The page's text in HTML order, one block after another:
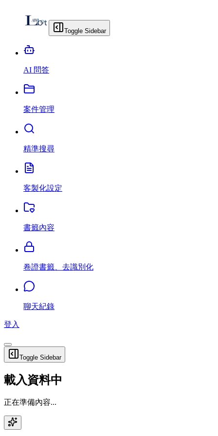
Toggle Sidebar
AI 問答
案件管理
精準搜尋
客製化設定
書籤內容
卷證書籤、去識別化
聊天紀錄
登入
Toggle Sidebar
載入資料中
正在準備內容...